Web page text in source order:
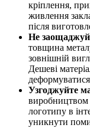
кріплення,
живлення
після
Не
товщина
зовнішній
Дешеві
Узгоджуйте
виробництвом
логотипу в
уникнути